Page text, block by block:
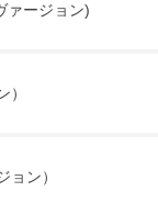
ァージョン)
ン）